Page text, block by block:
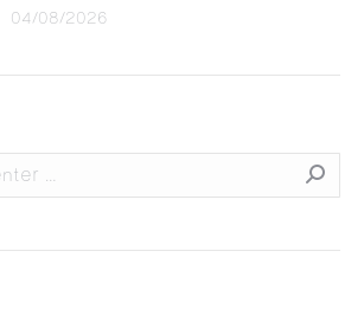
04/08/2026